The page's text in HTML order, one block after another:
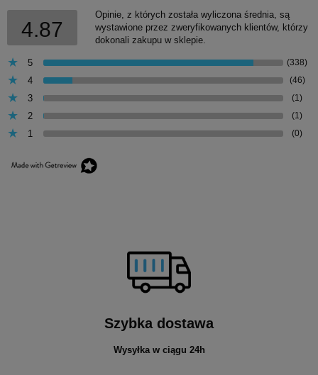
4.87
Opinie, z których została wyliczona średnia, są
wystawione przez zweryfikowanych klientów, którzy
dokonali zakupu w sklepie.
5 (338)
4 (46)
3 (1)
2 (1)
1 (0)
Szybka dostawa
Wysyłka w ciągu 24h